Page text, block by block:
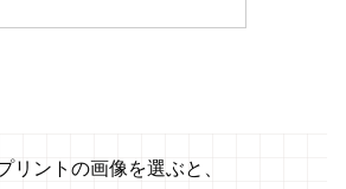
リントの画像を選ぶと、